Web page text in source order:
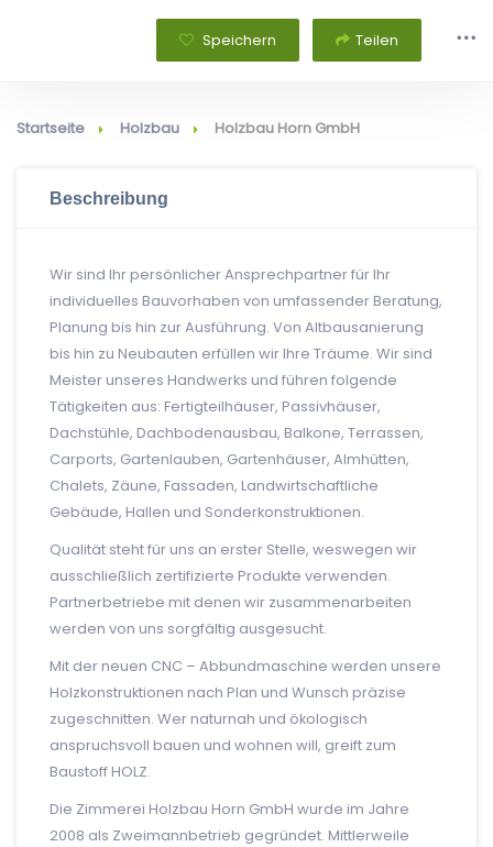
Speichern Teilen
Startseite Holzbau Holzbau Horn GmbH
Beschreibung
Wir sind Ihr persönlicher Ansprechpartner für Ihr
individuelles Bauvorhaben von umfassender Beratung,
Planung bis hin zur Ausführung. Von Altbausanierung
bis hin zu Neubauten erfüllen wir Ihre Träume. Wir sind
Meister unseres Handwerks und führen folgende
Tätigkeiten aus: Fertigteilhäuser, Passivhäuser,
Dachstühle, Dachbodenausbau, Balkone, Terrassen,
Carports, Gartenlauben, Gartenhäuser, Almhütten,
Chalets, Zäune, Fassaden, Landwirtschaftliche
Gebäude, Hallen und Sonderkonstruktionen.
Qualität steht für uns an erster Stelle, weswegen wir
ausschließlich zertifizierte Produkte verwenden.
Partnerbetriebe mit denen wir zusammenarbeiten
werden von uns sorgfältig ausgesucht.
Mit der neuen CNC – Abbundmaschine werden unsere
Holzkonstruktionen nach Plan und Wunsch präzise
zugeschnitten. Wer naturnah und ökologisch
anspruchsvoll bauen und wohnen will, greift zum
Baustoff HOLZ.
Die Zimmerei Holzbau Horn GmbH wurde im Jahre
2008 als Zweimannbetrieb gegründet. Mittlerweile